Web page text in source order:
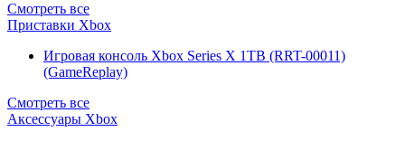
Смотреть все
Приставки Xbox
Игровая консоль Xbox Series X 1TB (RRT-00011)
(GameReplay)
Смотреть все
Аксессуары Xbox